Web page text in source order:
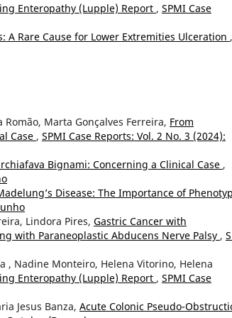
Enteropathy (Lupple) Report , SPMI Case
A Rare Cause for Lower Extremities Ulceration ,
Romão, Marta Gonçalves Ferreira, From
Case , SPMI Case Reports: Vol. 2 No. 3 (2024):
Bignami: Concerning a Clinical Case ,
Disease: The Importance of
Lindora Pires, Gastric Cancer with
with Paraneoplastic Abducens Nerve Palsy ,
, Nadine Monteiro, Helena Vitorino, Helena
Enteropathy (Lupple) Report , SPMI Case
Jesus Banza, Acute Colonic Pseudo-